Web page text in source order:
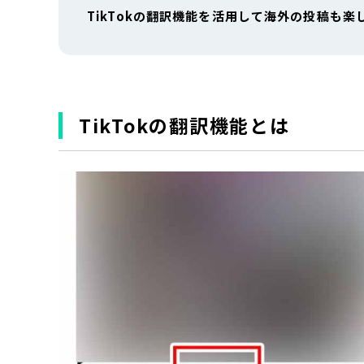
TikTokの翻訳機能を活用して海外の投稿も楽
TikTokの翻訳機能とは